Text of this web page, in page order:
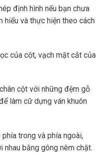
định hình nếu bạn chưa
và thực hiện theo cách
của cột, vạch mặt cắt của
cột với những đệm gỗ
làm cữ dựng ván khuôn
trong và phía ngoài,
bằng gông nêm chặt.